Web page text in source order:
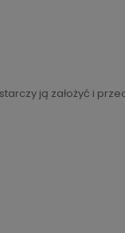
ją założyć i